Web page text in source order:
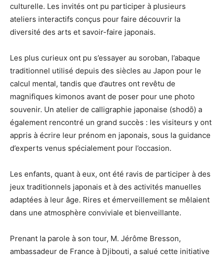
culturelle. Les invités ont pu participer à plusieurs
ateliers interactifs conçus pour faire découvrir la
diversité des arts et savoir-faire japonais.
Les plus curieux ont pu s’essayer au soroban, l’abaque
traditionnel utilisé depuis des siècles au Japon pour le
calcul mental, tandis que d’autres ont revêtu de
magnifiques kimonos avant de poser pour une photo
souvenir. Un atelier de calligraphie japonaise (shodō) a
également rencontré un grand succès : les visiteurs y ont
appris à écrire leur prénom en japonais, sous la guidance
d’experts venus spécialement pour l’occasion.
Les enfants, quant à eux, ont été ravis de participer à des
jeux traditionnels japonais et à des activités manuelles
adaptées à leur âge. Rires et émerveillement se mêlaient
dans une atmosphère conviviale et bienveillante.
Prenant la parole à son tour, M. Jérôme Bresson,
ambassadeur de France à Djibouti, a salué cette initiative